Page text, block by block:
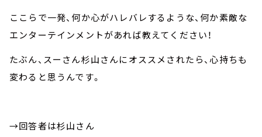
ここらで一発、何か心がハレバレするような、何か素敵な
エンターテインメントがあれば教えてください！
たぶん、スーさん杉山さんにオススメされたら、心持ちも
変わると思うんです。
→回答者は杉山さん